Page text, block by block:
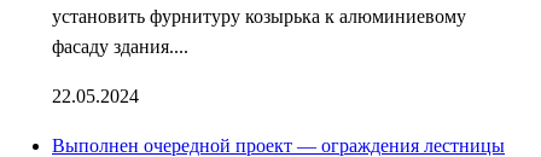
установить фурнитуру козырька к алюминиевому
фасаду здания....
22.05.2024
Выполнен очередной проект — ограждения лестницы